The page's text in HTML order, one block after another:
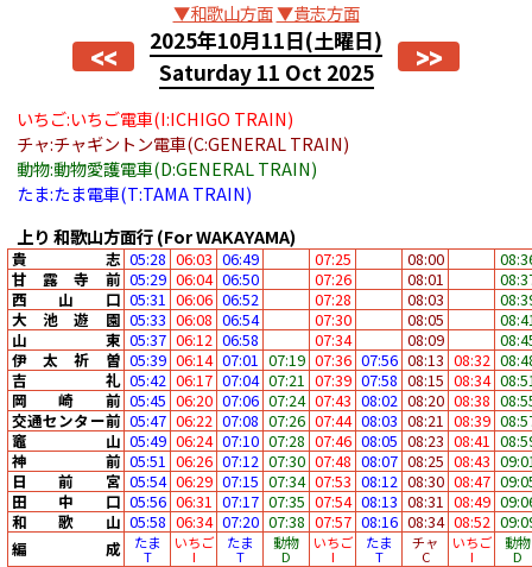
▼和歌山方面▼貴志方面
<< 2025年10月11日(土曜日)
Saturday 11 Oct 2025
>>
いちご:いちご電車(I:ICHIGO TRAIN)
チャ:チャギントン電車(C:GENERAL TRAIN)
動物:動物愛護電車(D:GENERAL TRAIN)
たま:たま電車(T:TAMA TRAIN)
上り 和歌山方面行(For WAKAYAMA)
貴志 05:28 06:03 06:49 07:25 08:00
甘露寺前 05:29 06:04 06:50 07:26 08:01
西山口 05:31 06:06 06:52 07:28 08:03
大池遊園 05:33 06:08 06:54 07:30 08:05
山東 05:37 06:12 06:58 07:34 08:09
伊太祈曽 05:39 06:14 07:01 07:19 07:36 07:56 08:13 08:32
吉礼 05:42 06:17 07:04 07:21 07:39 07:58 08:15 08:34
岡崎前 05:45 06:20 07:06 07:24 07:43 08:02 08:20 08:38
交通センター前 05:47 06:22 07:08 07:26 07:44 08:03 08:21 08:39
竈山 05:49 06:24 07:10 07:28 07:46 08:05 08:23 08:41
神前 05:51 06:26 07:12 07:30 07:48 08:07 08:25 08:43
日前宮 05:54 06:29 07:15 07:34 07:53 08:12 08:30 08:47
田中口 05:56 06:31 07:17 07:35 07:54 08:13 08:31 08:49
和歌山 05:58 06:34 07:20 07:38 07:57 08:16 08:34 08:52
編成
たま
T
いちご
I
たま
T
動物
D
いちご
I
たま
T
チャ
C
いちご
I
動物
D